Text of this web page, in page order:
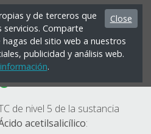
Close
y de terceros que
Comparte
del sitio web a nuestros
publicidad y análisis web.
.
de nivel 5 de la sustancia
acetilsalicílico: